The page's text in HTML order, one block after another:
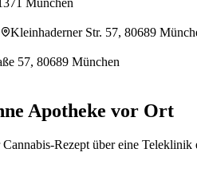
München
Kleinhaderner Str. 57, 80689
57, 80689 München
Apotheke vor Ort
Rezept über eine